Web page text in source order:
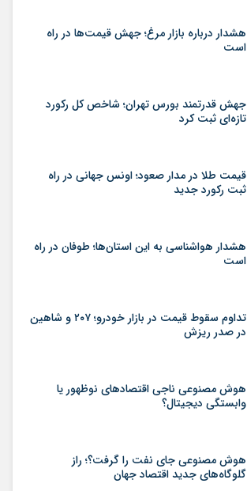
هشدار درباره بازار مرغ؛ جهش قیمت‌ها در راه
است
جهش قدرتمند بورس تهران؛ شاخص کل رکورد
تازه‌ای ثبت کرد
قیمت طلا در مدار صعود؛ اونس جهانی در راه
ثبت رکورد جدید
هشدار هواشناسی به این استان‌ها؛ طوفان در راه
است
تداوم سقوط قیمت در بازار خودرو؛ ۲۰۷ و شاهین
در صدر ریزش
هوش مصنوعی ناجی اقتصادهای نوظهور یا
وابستگی دیجیتال؟
هوش مصنوعی جای نفت را گرفت؟؛ راز
گلوگاه‌های جدید اقتصاد جهان